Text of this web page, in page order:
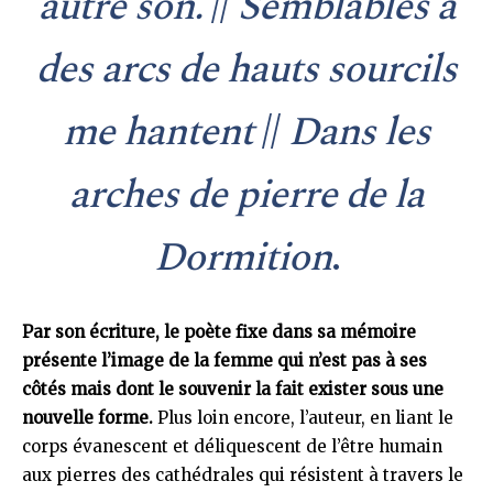
des arcs de hauts sourcils
me hantent//Dans les
arches de pierre de la
Dormition.
Par son écriture, le poète fixe dans sa mémoire
présente l’image de la femme qui n’est pas à ses
côtés mais dont le souvenir la fait exister sous une
nouvelle forme. Plus loin encore, l’auteur, en liant le
corps évanescent et déliquescent de l’être humain
aux pierres des cathédrales qui résistent à travers le